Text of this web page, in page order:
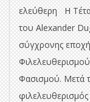
ελεύθερη Η
του Alexander
σύγχρονης
Φασισμού. Μετά